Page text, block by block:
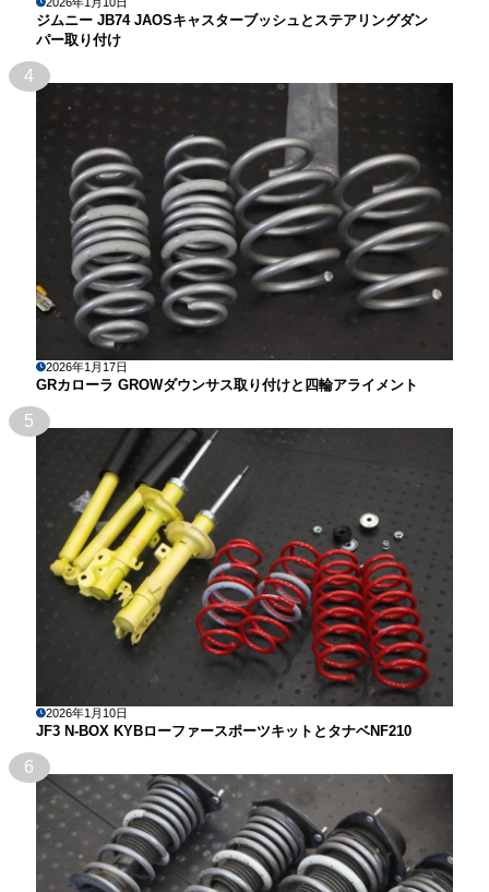
ジムニー JB74 JAOSキャスターブッシュとステアリングダン
パー取り付け
4
2026年1月17日
GRカローラ GROWダウンサス取り付けと四輪アライメント
5
2026年1月10日
JF3 N-BOX KYBローファースポーツキットとタナベNF210
6